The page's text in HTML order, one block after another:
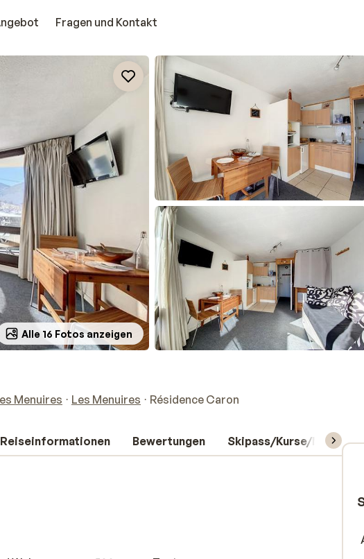
Fragen und Kontakt
Alle 16 Fotos anzeigen
Menuires Les Menuires Résidence Caron
Reiseinformationen Bewertungen Skipass/Kurse/Material